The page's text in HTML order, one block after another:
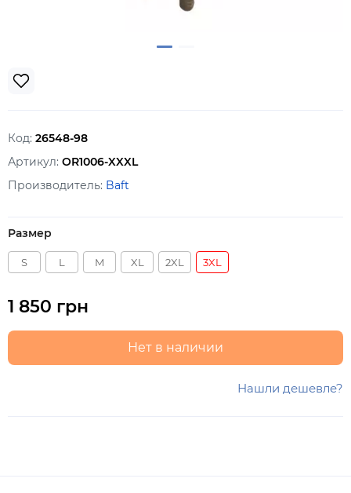
Код: 26548-98
Артикул: OR1006-XXXL
Производитель: Baft
Размер
S L M XL 2XL 3XL
1 850 грн
Нет в наличии
Нашли дешевле?